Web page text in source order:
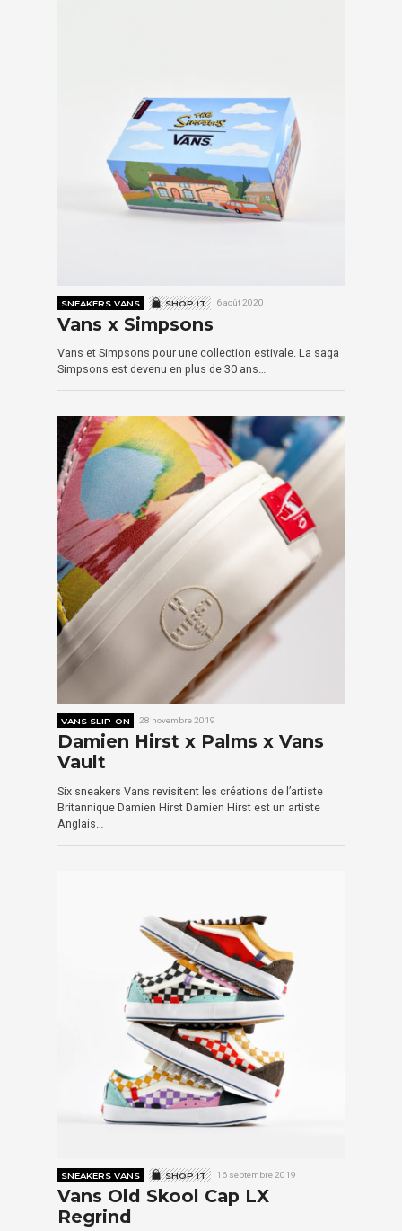
SNEAKERS VANS SHOP IT 6 août 2020
Vans x Simpsons
Vans et Simpsons pour une collection estivale. La saga
Simpsons est devenu en plus de 30 ans…
VANS SLIP-ON 28 novembre 2019
Damien Hirst x Palms x Vans
Vault
Six sneakers Vans revisitent les créations de l’artiste
Britannique Damien Hirst Damien Hirst est un artiste
Anglais…
SNEAKERS VANS SHOP IT 16 septembre 2019
Vans Old Skool Cap LX
Regrind